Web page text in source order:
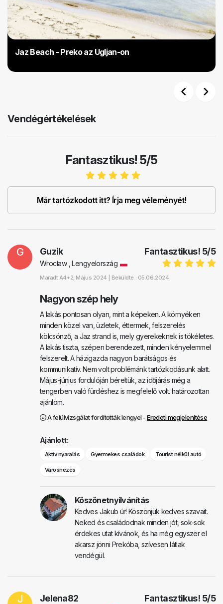
Jaz Beach - Preko az Ugljan-on
Vendégértékelések
Fantasztikus! 5/5
Már tartózkodott itt? Írja meg véleményét!
G Fantasztikus! 5/5
Guzik
Wrocław , Lengyelország
Maradt A4+2, Május 2024 | Beküldte : 05.06.2024
Nagyon szép hely
A lakás pontosan olyan, mint a képeken. A környéken
minden közel van, üzletek, éttermek, felszerelés
kölcsönző, a Jaz strand is, mely gyerekeknek is tökéletes.
A lakás tiszta, szépen berendezett, minden kényelemmel
felszerelt. A házigazda nagyon barátságos és
kommunikatív. Nem volt problémánk tartózkodásunk alatt.
Május-június fordulóján béreltük, az időjárás még a
tengerben való fürdéshez is megfelelő volt. határozottan
ajánlom.
A felülvizsgálat fordították lengyel -Eredeti megjelenítése
Ajánlott:
Aktív nyaralás Gyermekes családok Tourist nélkül autó
Városnézés
Köszönetnyilvánítás
Kedves Jakub úr! Köszönjük kedves szavait.
Neked és családodnak minden jót, sok-sok
érdekes utat kívánok, és ha még egyszer el
akarsz jönni Prekóba, szívesen látlak
vendégül.
J Fantasztikus! 5/5
Jelena82